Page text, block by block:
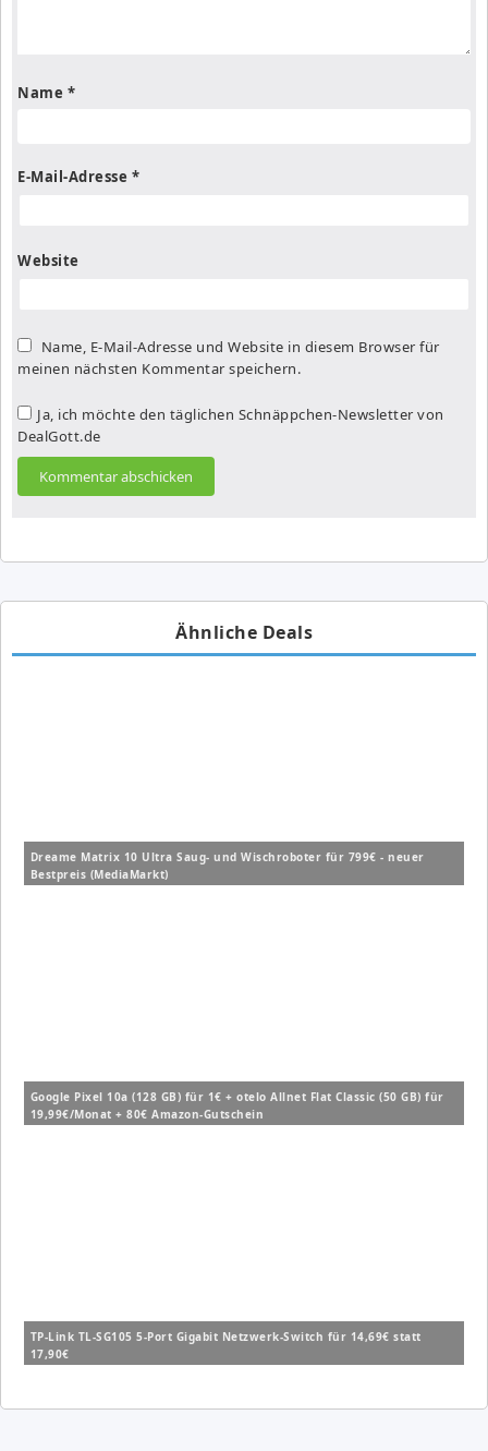
Name *
E-Mail-Adresse *
Website
Name, E-Mail-Adresse und Website in diesem Browser für
meinen nächsten Kommentar speichern.
Ja, ich möchte den täglichen Schnäppchen-Newsletter von
DealGott.de
Ähnliche Deals
Dreame Matrix 10 Ultra Saug- und Wischroboter für 799€ - neuer
Bestpreis (MediaMarkt)
Google Pixel 10a (128 GB) für 1€ + otelo Allnet Flat Classic (50 GB) für
19,99€/Monat + 80€ Amazon-Gutschein
TP-Link TL-SG105 5-Port Gigabit Netzwerk-Switch für 14,69€ statt
17,90€